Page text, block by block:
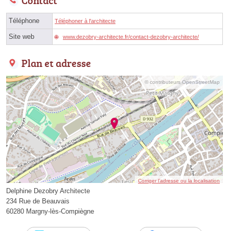
Téléphone Téléphoner à l'architecte
Site web www.dezobry-architecte.fr/contact-dezobry-architecte/
Plan et adresse
© contributeurs OpenStreetMap
Corriger l’adresse ou la localisation
Delphine Dezobry Architecte
234 Rue de Beauvais
60280 Margny-lès-Compiègne